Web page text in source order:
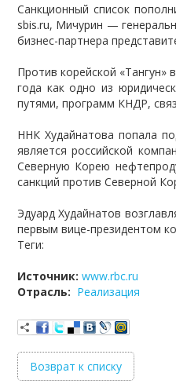
Санкционный список
sbis.ru, Мичурин —
бизнес-партнера
Против корейской
года как одно из
путями, программ КНДР,
ННК Худайнатова попала
является российской
Северную Корею
санкций против Северной
Эдуард Худайнатов
первым вице-президентом
Теги:
Источник: www.rbc.ru
Отрасль: Реализация
Возврат к списку